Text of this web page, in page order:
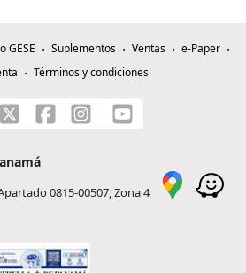
GESE Suplementos Ventas
e-Paper
Términos y condiciones
0815-00507, Zona 4